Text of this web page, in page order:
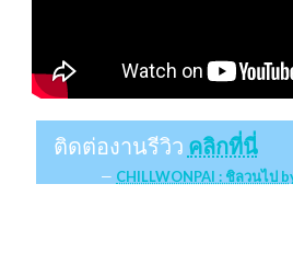
ติดต่องานรีวิว คลิกที่นี่
CHILLWONPAI : ชิลวนไป